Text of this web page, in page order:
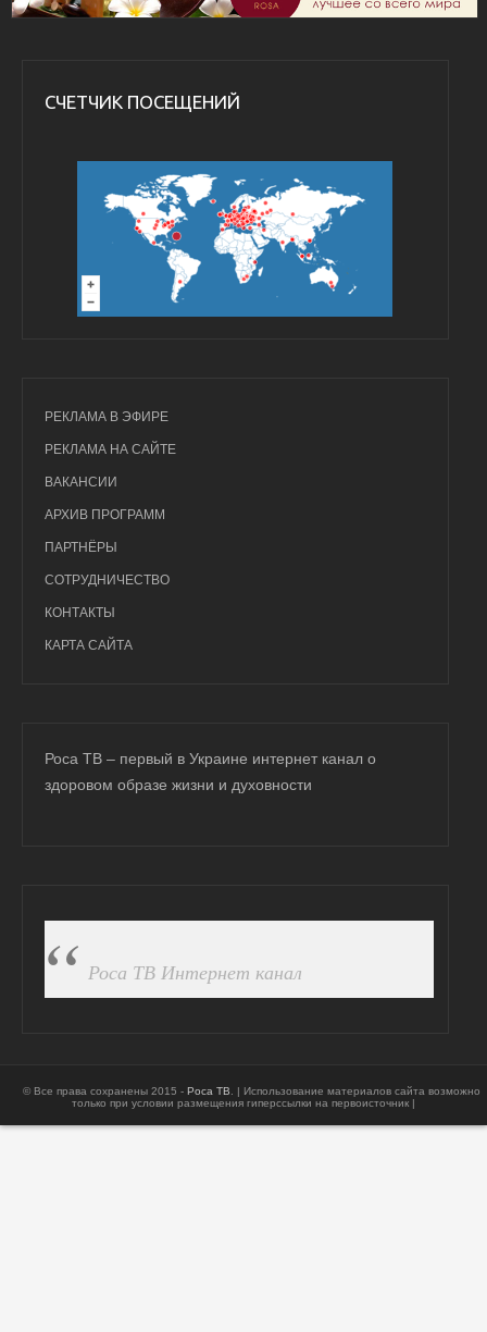
СЧЕТЧИК ПОСЕЩЕНИЙ
РЕКЛАМА В ЭФИРЕ
РЕКЛАМА НА САЙТЕ
ВАКАНСИИ
АРХИВ ПРОГРАММ
ПАРТНЁРЫ
СОТРУДНИЧЕСТВО
КОНТАКТЫ
КАРТА САЙТА
Роса ТВ – первый в Украине интернет канал о
здоровом образе жизни и духовности
ПОДПИСАТЬСЯ НА FB
Роса ТВ Интернет канал
© Все права сохранены 2015 - Роса ТВ . | Использование материалов сайта возможно
только при условии размещения гиперссылки на первоисточник |